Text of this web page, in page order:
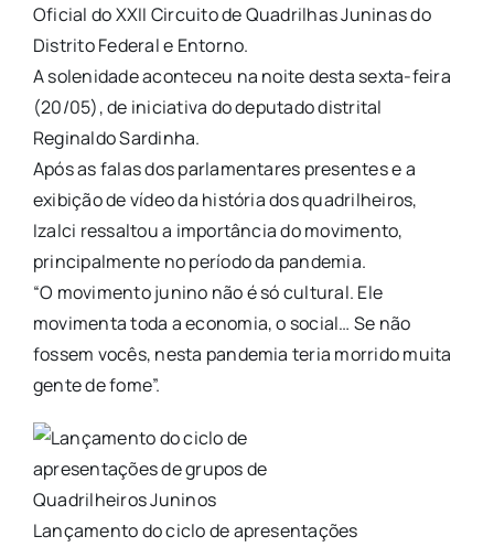
Oficial do XXII Circuito de Quadrilhas Juninas do
Distrito Federal e Entorno.
A solenidade aconteceu na noite desta sexta-feira
(20/05), de iniciativa do deputado distrital
Reginaldo Sardinha.
Após as falas dos parlamentares presentes e a
exibição de vídeo da história dos quadrilheiros,
Izalci ressaltou a importância do movimento,
principalmente no período da pandemia.
“O movimento junino não é só cultural. Ele
movimenta toda a economia, o social… Se não
fossem vocês, nesta pandemia teria morrido muita
gente de fome”.
Lançamento do ciclo de apresentações